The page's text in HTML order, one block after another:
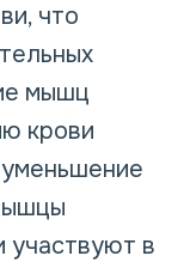
что
мышц
крови
участвуют в